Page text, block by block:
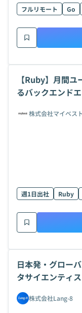
フルリモート Go
【Ruby】月間
るバックエンド
株式会社マイベスト
週1日出社 Ruby
日本発・グロー
タサイエンティ
株式会社Lang-8